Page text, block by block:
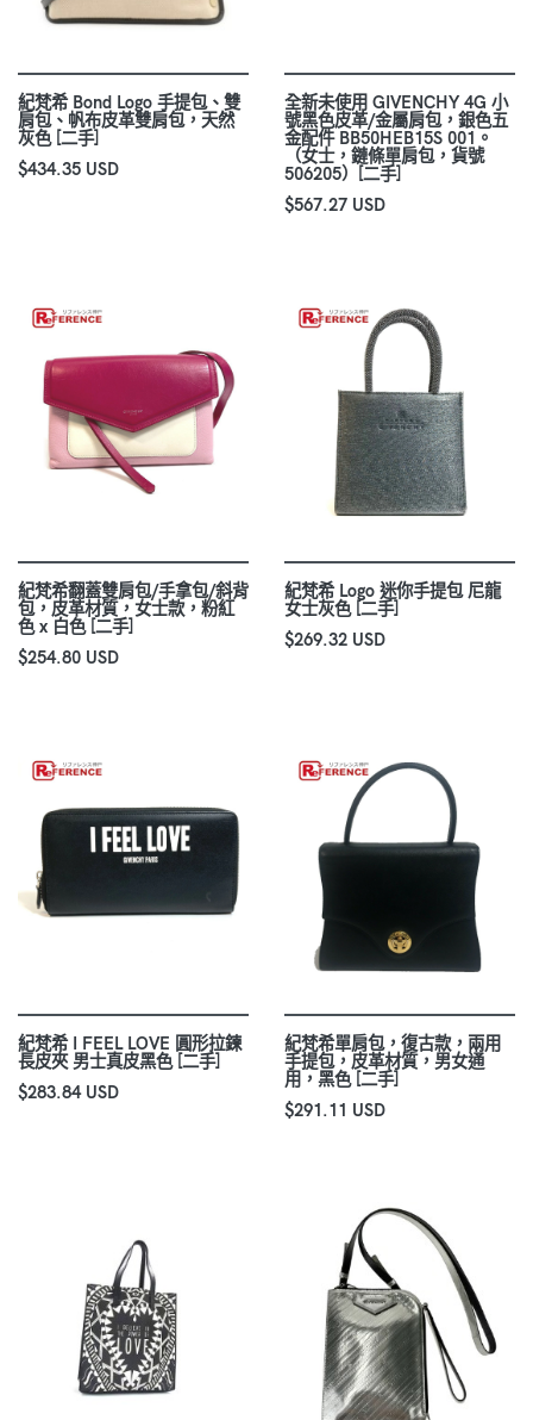
紀梵希 Bond Logo 手提包、雙
肩包、帆布皮革雙肩包，天然
灰色 [二手]
$434.35 USD
全新未使用 GIVENCHY 4G 小
號黑色皮革/金屬肩包，銀色五
金配件 BB50HEB15S 001。
（女士，鏈條單肩包，貨號
506205）[二手]
$567.27 USD
紀梵希翻蓋雙肩包/手拿包/斜背
包，皮革材質，女士款，粉紅
色 x 白色 [二手]
$254.80 USD
紀梵希 Logo 迷你手提包 尼龍
女士灰色 [二手]
$269.32 USD
紀梵希 I FEEL LOVE 圓形拉鍊
長皮夾 男士真皮黑色 [二手]
$283.84 USD
紀梵希單肩包，復古款，兩用
手提包，皮革材質，男女通
用，黑色 [二手]
$291.11 USD